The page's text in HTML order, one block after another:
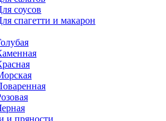
соусов
спагетти и макарон
и пряности